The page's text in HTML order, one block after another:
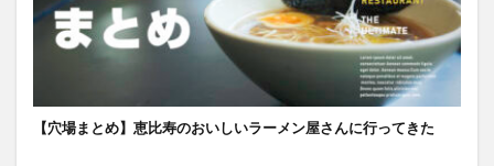
【穴場まとめ】恵比寿のおいしいラーメン屋さんに行ってきた